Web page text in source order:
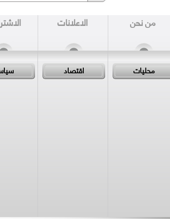
من نحن الاعلانات
محليات اقتصاد